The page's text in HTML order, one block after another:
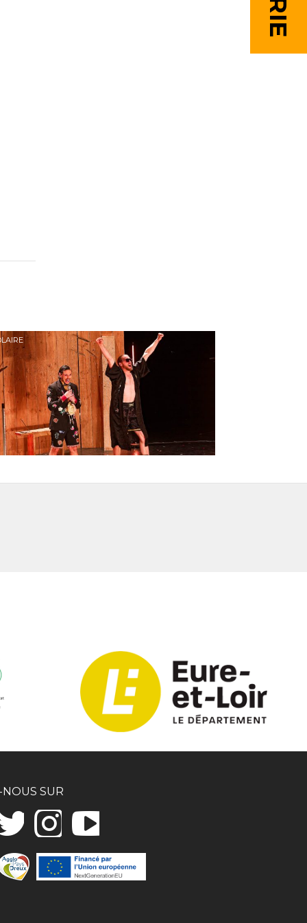
SUR